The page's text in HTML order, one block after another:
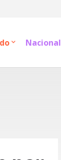
Nacional